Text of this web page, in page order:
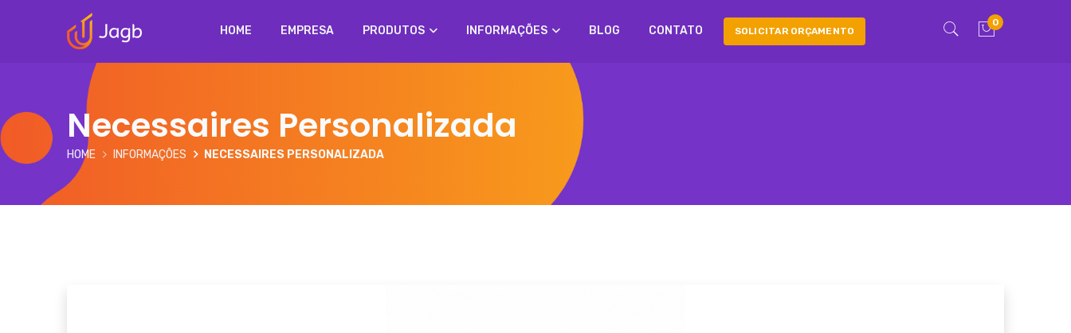
HOME EMPRESA PRODUTOS INFORMAÇÕES BLOG CONTATO SOLICITAR ORÇAMENTO
0
Necessaires Personalizada
HOME INFORMAÇÕES NECESSAIRES PERSONALIZADA